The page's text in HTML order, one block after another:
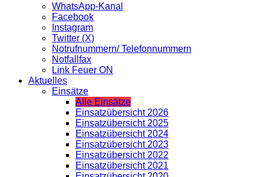
WhatsApp-Kanal
Facebook
Instagram
Twitter (X)
Notrufnummern/ Telefonnummern
Notfallfax
Link Feuer ON
Aktuelles
Einsätze
Alle Einsätze
Einsatzübersicht 2026
Einsatzübersicht 2025
Einsatzübersicht 2024
Einsatzübersicht 2023
Einsatzübersicht 2022
Einsatzübersicht 2021